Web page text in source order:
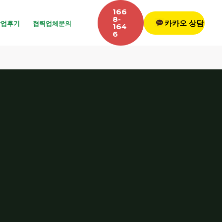
후기 협력업체문의
166
8-
164
6
카카오 상담